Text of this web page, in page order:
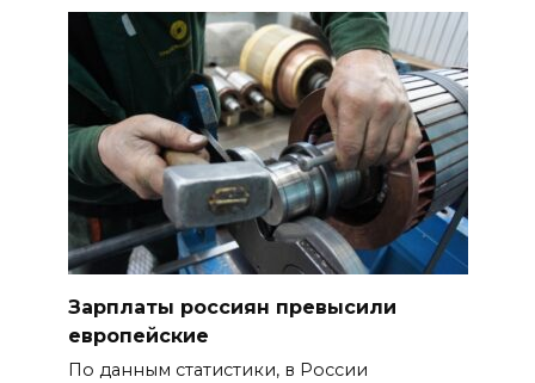
Зарплаты россиян превысили
европейские
По данным статистики, в России